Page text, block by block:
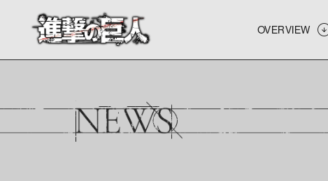
OVERVIEW